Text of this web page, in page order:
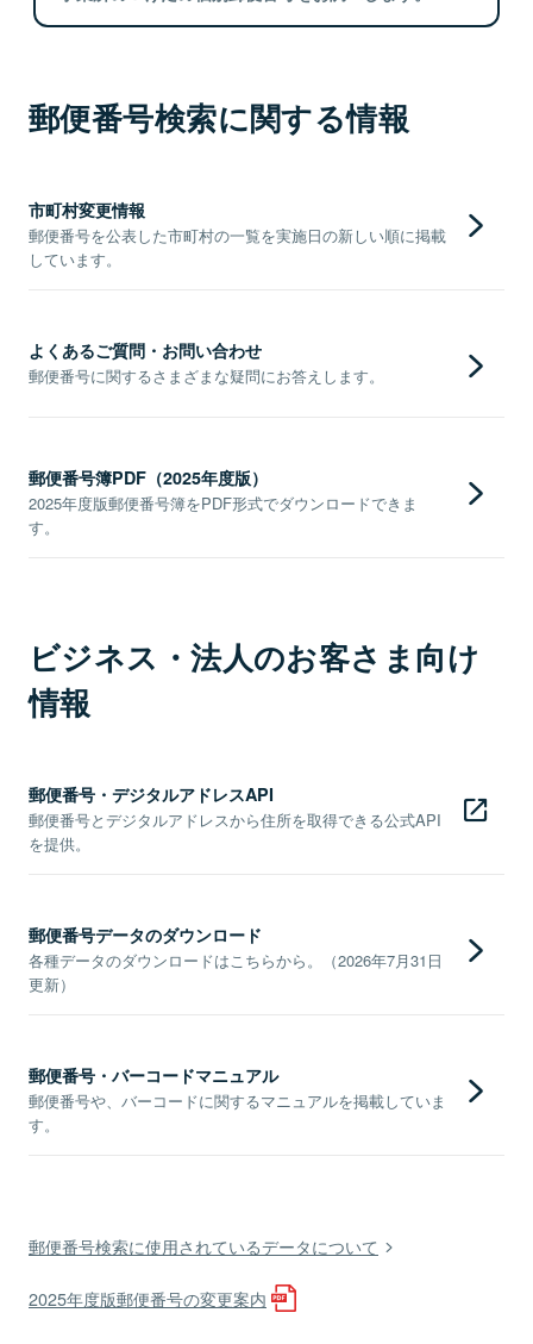
郵便番号検索に関する情報
市町村変更情報
郵便番号を公表した市町村の一覧を実施日の新しい順に掲載
しています。
よくあるご質問・お問い合わせ
郵便番号に関するさまざまな疑問にお答えします。
郵便番号簿PDF（2025年度版）
2025年度版郵便番号簿をPDF形式でダウンロードできま
す。
ビジネス・法人のお客さま向け
情報
郵便番号・デジタルアドレスAPI
郵便番号とデジタルアドレスから住所を取得できる公式API
を提供。
郵便番号データのダウンロード
各種データのダウンロードはこちらから。（2026年7月31日
更新）
郵便番号・バーコードマニュアル
郵便番号や、バーコードに関するマニュアルを掲載していま
す。
郵便番号検索に使用されているデータについて
2025年度版郵便番号の変更案内